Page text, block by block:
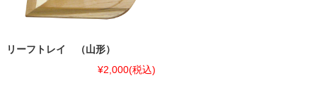
リーフトレイ （山形）
¥2,000(税込)